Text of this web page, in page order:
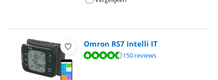
Omron RS7 Intelli IT
Beoordeling is 8,7 van de 10, gebaseerd op 150 reviews.
150 reviews